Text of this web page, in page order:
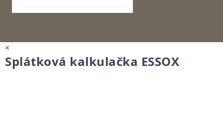
×
Splátková kalkulačka ESSOX